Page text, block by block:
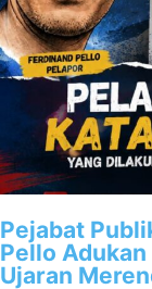
Pejabat
Pello Adukan
Ujaran